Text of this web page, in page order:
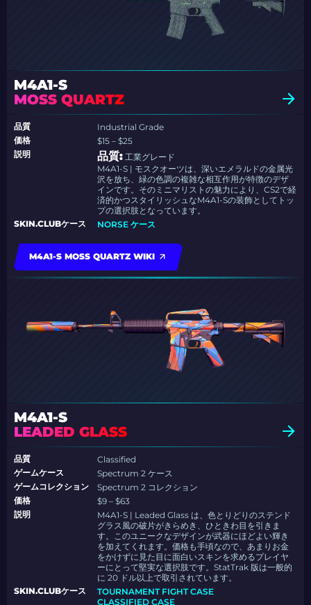
M4A1-S
MOSS QUARTZ
品質
Industrial Grade
価格
$15 – $25
説明
品質: 工業グレード
M4A1-S | モスクオーツは、深いエメラルドの金属光
沢を放ち、緑の色調の複雑な相互作用が特徴のデザ
インです。そのミニマリストの魅力により、CS2で経
済的かつスタイリッシュなM4A1-Sの装飾としてトッ
プの選択肢となっています。
SKIN.CLUBケース
NORSE ケース
M4A1-S MOSS QUARTZ WIKI
M4A1-S
LEADED GLASS
品質
Classified
ゲームケース
Spectrum 2 ケース
ゲームコレクション
Spectrum 2 コレクション
価格
$9 – $63
説明
M4A1-S | Leaded Glass は、色とりどりのステンド
グラス風の破片がきらめき、ひときわ目を引きま
す。このユニークなデザインが武器にほどよい輝き
を加えてくれます。価格も手頃なので、あまりお金
をかけずに見た目に面白いスキンを求めるプレイヤ
ーにとって堅実な選択肢です。StatTrak 版は一般的
に 20 ドル以上で取引されています。
SKIN.CLUBケース
TOURNAMENT FIGHT CASE
CLASSIFIED CASE